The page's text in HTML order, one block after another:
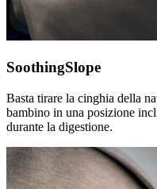
SoothingSlope
Basta tirare la cinghia della
bambino in una posizione
durante la digestione.